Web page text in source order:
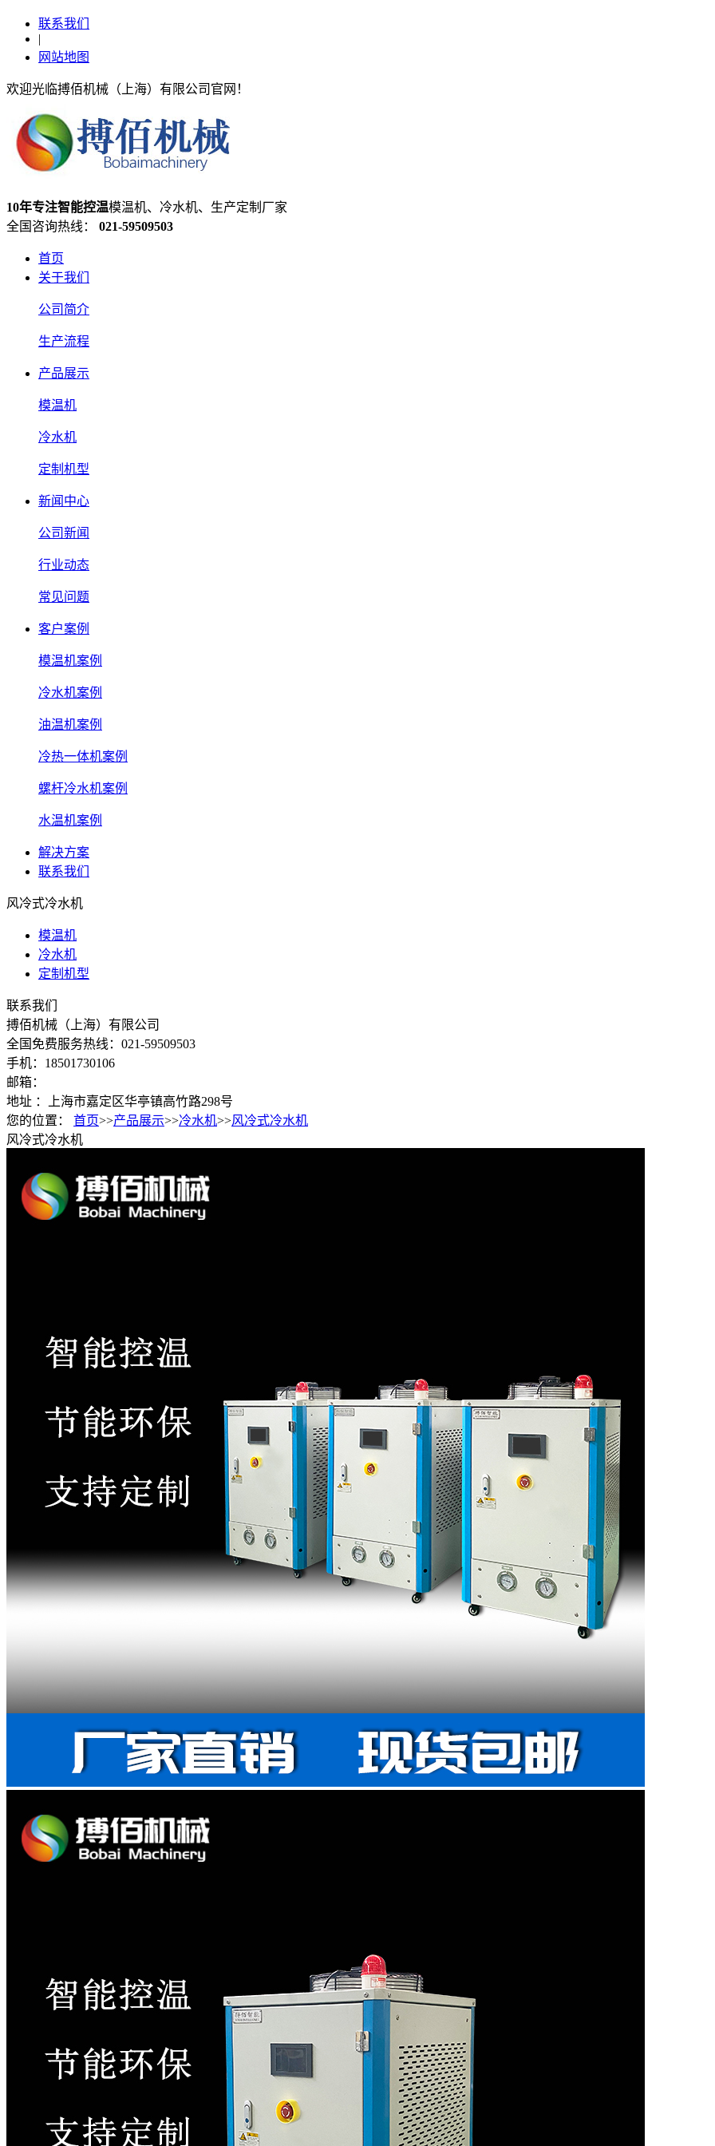
联系我们
|
网站地图
欢迎光临搏佰机械（上海）有限公司官网！
10年专注智能控温模温机、冷水机、生产定制厂家
全国咨询热线： 021-59509503
首页
关于我们
公司简介
生产流程
产品展示
模温机
冷水机
定制机型
新闻中心
公司新闻
行业动态
常见问题
客户案例
模温机案例
冷水机案例
油温机案例
冷热一体机案例
螺杆冷水机案例
水温机案例
解决方案
联系我们
风冷式冷水机
模温机
冷水机
定制机型
联系我们
搏佰机械（上海）有限公司
全国免费服务热线：021-59509503
手机：18501730106
邮箱：
地址 ：上海市嘉定区华亭镇高竹路298号
您的位置：
首页>>产品展示>>冷水机>>风冷式冷水机
风冷式冷水机